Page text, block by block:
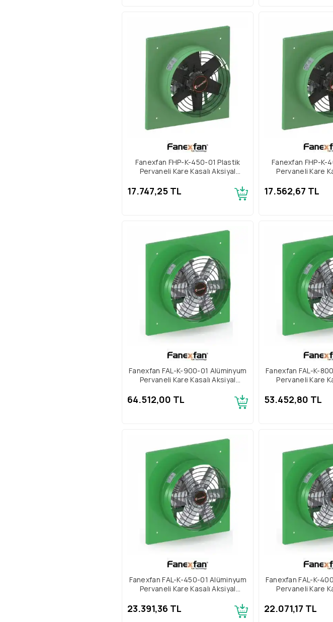
Fanexfan FHP-K-450-01 Plastik
Pervaneli Kare Kasalı Aksiyal
17.747,25 TL
Fanexfan FHP-K-
Pervaneli Kare
17.562,67 TL
Fanexfan FAL-K-900-01 Alüminyum
Pervaneli Kare Kasalı Aksiyal
64.512,00 TL
Fanexfan FAL-K-
Pervaneli Kare
53.452,80 TL
Fanexfan FAL-K-450-01 Alüminyum
Pervaneli Kare Kasalı Aksiyal
23.391,36 TL
Fanexfan FAL-K-
Pervaneli Kare
22.071,17 TL